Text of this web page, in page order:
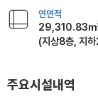
연면적
29,310.83
(지상8층, 지
주요시설내역